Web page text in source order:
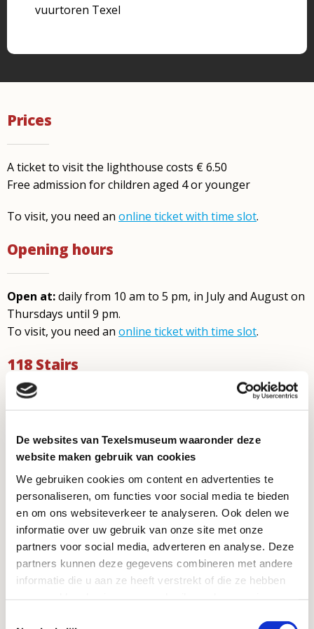
De websites van Texelsmuseum waaronder deze
website maken gebruik van cookies
We gebruiken cookies om content en advertenties te
personaliseren, om functies voor social media te bieden
en om ons websiteverkeer te analyseren. Ook delen we
informatie over uw gebruik van onze site met onze
partners voor social media, adverteren en analyse. Deze
partners kunnen deze gegevens combineren met andere
informatie die u aan ze heeft verstrekt of die ze hebben
vuurtoren Texel
Prices
A ticket to visit the lighthouse costs € 6.50
Free admission for children aged 4 or younger
To visit, you need an online ticket with time slot.
Opening hours
Open at:daily from 10 am to 5 pm, in July and August on
Thursdays until 9 pm.
To visit, you need an online ticket with time slot.
118 Stairs
Via a winding staircase, you climb six stories of the
staircase we strongly advise you to wear fastened shoes
for climbing the lighthouse. So no flip-flops or slides.
Unfortunately, pets must stay outside.
Contact
Vuurtorenweg 184
1795 LN De Cocksdorp
info@vuurtorentexel.nl